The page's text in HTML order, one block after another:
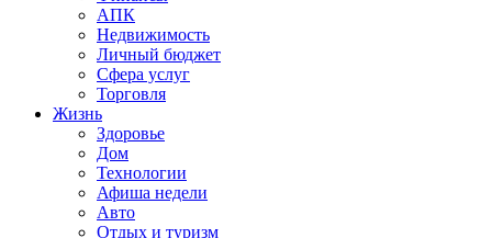
АПК
Недвижимость
Личный бюджет
Сфера услуг
Торговля
Жизнь
Здоровье
Дом
Технологии
Афиша недели
Авто
Отдых и туризм